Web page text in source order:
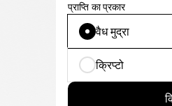
प्राप्ति का प्रकार
वैध मुद्रा
क्रिप्टो